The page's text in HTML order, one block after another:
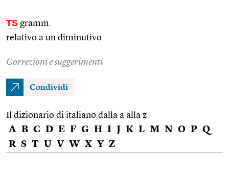
TS gramm.
relativo a un diminutivo
Correzioni e suggerimenti
Condividi
Il dizionario di italiano dalla a alla z
A B C D E F G H I J K L M N O P Q
R S T U V W X Y Z